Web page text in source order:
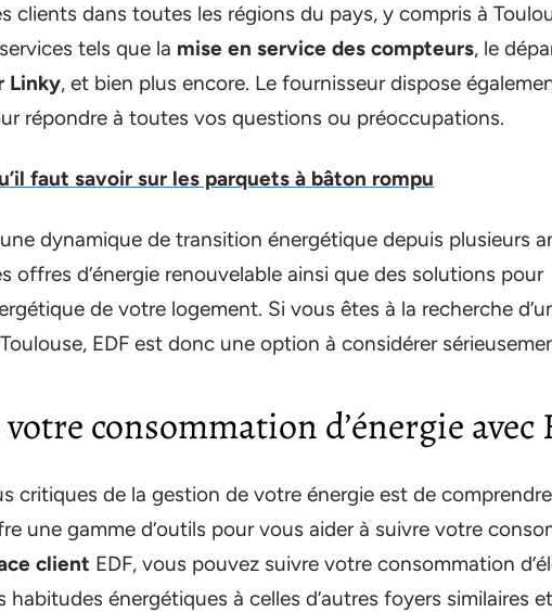
clients dans toutes les régions du pays, y compris à
tels que la mise en service des compteurs, le
Linky, et bien plus encore. Le fournisseur dispose
répondre à toutes vos questions ou préoccupations.
faut savoir sur les parquets à bâton rompu
une dynamique de transition énergétique depuis plusieurs
offres d’énergie renouvelable ainsi que des solutions pour
de votre logement. Si vous êtes à la recherche
EDF est donc une option à considérer
consommation d’énergie avec
critiques de la gestion de votre énergie est de
une gamme d’outils pour vous aider à suivre votre
client EDF, vous pouvez suivre votre consommation
habitudes énergétiques à celles d’autres foyers similaires